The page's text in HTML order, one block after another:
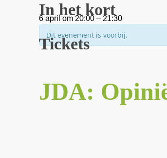
Dit evenement is voorbij.
JDA:
In het kort
6 april om 20:00 – 21:30
Tickets